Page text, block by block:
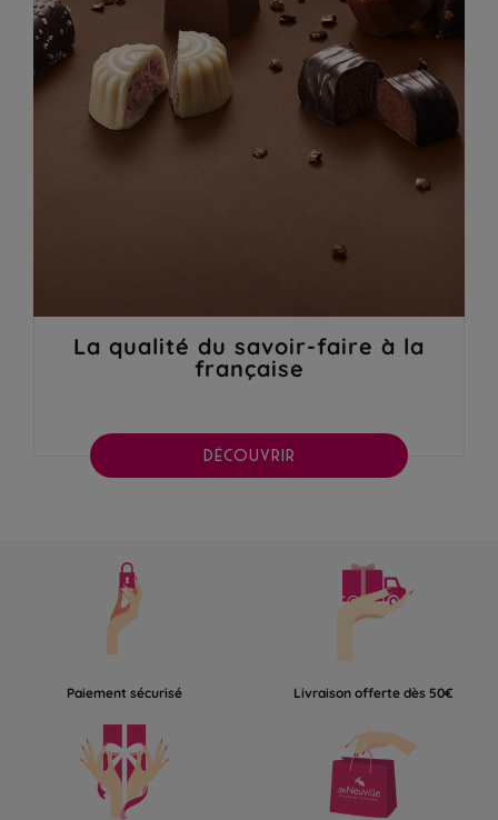
La qualité du savoir-faire à la
française
DÉCOUVRIR
Paiement sécurisé Livraison offerte dès 50€